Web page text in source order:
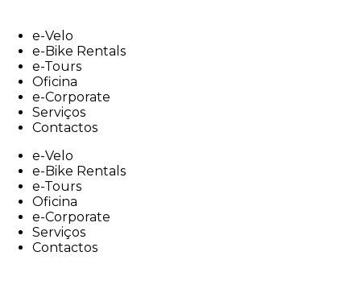
contente-Velo
e-Bike Rentals
e-Tours
Oficina
e-Corporate
Serviços
Contactos
e-Velo
e-Bike Rentals
e-Tours
Oficina
e-Corporate
Serviços
Contactos